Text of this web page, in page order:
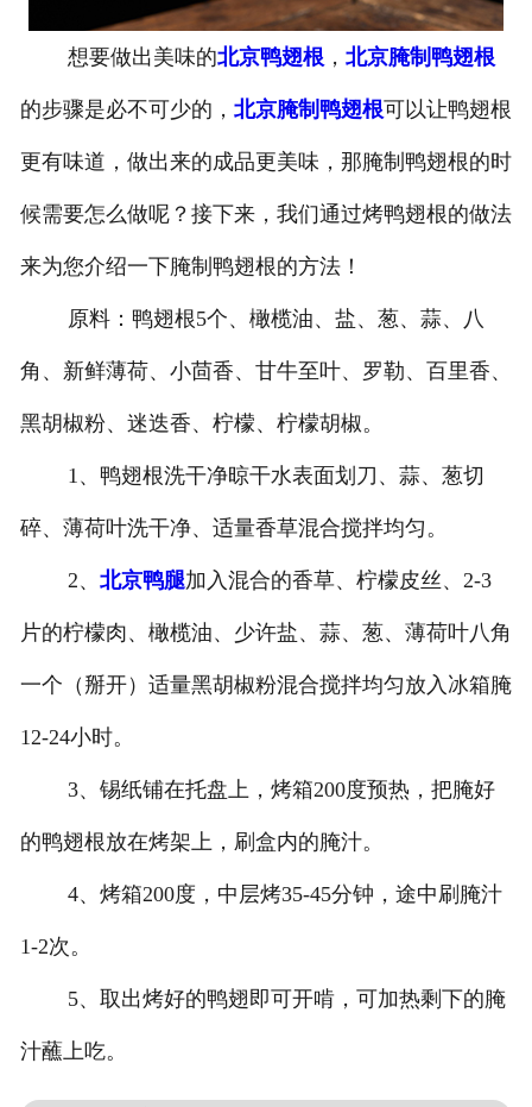
北京精忠报国八大锤典故版
- 北京蜜汁味卤蛋
- 北京茶香味卤蛋
想要做出美味的北京鸭翅根， 北京腌制鸭翅根
的步骤是必不可少的， 北京腌制鸭翅根可以让鸭翅根
更有味道，做出来的成品更美味，那腌制鸭翅根的时
候需要怎么做呢？接下来，我们通过烤鸭翅根的做法
来为您介绍一下腌制鸭翅根的方法！
原料：鸭翅根5个、橄榄油、盐、葱、蒜、八
角、新鲜薄荷、小茴香、甘牛至叶、罗勒、百里香、
黑胡椒粉、迷迭香、柠檬、柠檬胡椒。
1、鸭翅根洗干净晾干水表面划刀、蒜、葱切
碎、薄荷叶洗干净、适量香草混合搅拌均匀。
2、 北京鸭腿加入混合的香草、柠檬皮丝、2-3
片的柠檬肉、橄榄油、少许盐、蒜、葱、薄荷叶八角
一个（掰开）适量黑胡椒粉混合搅拌均匀放入冰箱腌
12-24小时。
3、锡纸铺在托盘上，烤箱200度预热，把腌好
的鸭翅根放在烤架上，刷盒内的腌汁。
4、烤箱200度，中层烤35-45分钟，途中刷腌汁
1-2次。
5、取出烤好的鸭翅即可开啃，可加热剩下的腌
汁蘸上吃。